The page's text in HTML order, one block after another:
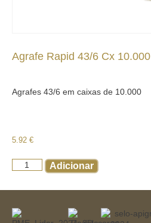
Agrafe Rapid 43/6 Cx 10.000
Agrafes 43/6 em caixas de 10.000
5.92 €
Adicionar